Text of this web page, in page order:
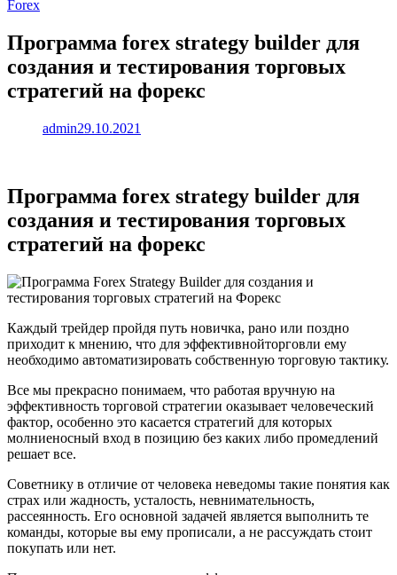
Forex
Программа forex strategy builder для
создания и тестирования торговых
стратегий на форекс
admin29.10.2021
Программа forex strategy builder для
создания и тестирования торговых
стратегий на форекс
Каждый трейдер пройдя путь новичка, рано или поздно
приходит к мнению, что для эффективнойторговли ему
необходимо автоматизировать собственную торговую тактику.
Все мы прекрасно понимаем, что работая вручную на
эффективность торговой стратегии оказывает человеческий
фактор, особенно это касается стратегий для которых
молниеносный вход в позицию без каких либо промедлений
решает все.
Советнику в отличие от человека неведомы такие понятия как
страх или жадность, усталость, невнимательность,
рассеянность. Его основной задачей является выполнить те
команды, которые вы ему прописали, а не рассуждать стоит
покупать или нет.